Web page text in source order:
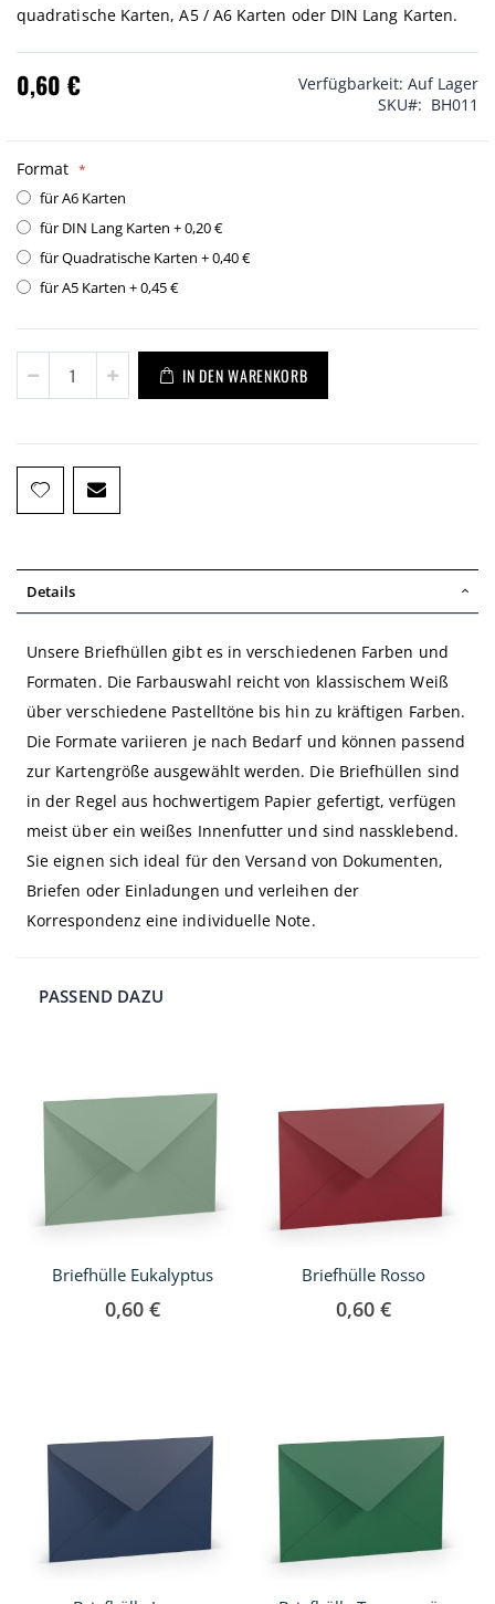
quadratische Karten, A5 / A6 Karten oder DIN Lang Karten.
0,60 € Verfügbarkeit: Auf Lager
SKU
BH011
Format
für A6 Karten
für DIN Lang Karten +0,20 €
für Quadratische Karten +0,40 €
für A5 Karten +0,45 €
IN DEN WARENKORB
Details
Unsere Briefhüllen gibt es in verschiedenen Farben und
Formaten. Die Farbauswahl reicht von klassischem Weiß
über verschiedene Pastelltöne bis hin zu kräftigen Farben.
Die Formate variieren je nach Bedarf und können passend
zur Kartengröße ausgewählt werden. Die Briefhüllen sind
in der Regel aus hochwertigem Papier gefertigt, verfügen
meist über ein weißes Innenfutter und sind nassklebend.
Sie eignen sich ideal für den Versand von Dokumenten,
Briefen oder Einladungen und verleihen der
Korrespondenz eine individuelle Note.
PASSEND DAZU
Briefhülle Eukalyptus
0,60 €
Briefhülle Rosso
0,60 €